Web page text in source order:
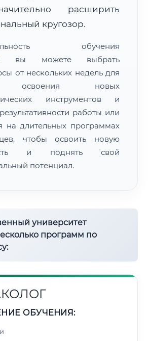
документ для увеличения и просмотра
расширить
кругозор.
обучения
вы можете выбрать
от нескольких недель для
освоения новых
инструментов и
работы или
на длительных программах
чтобы освоить новую
и поднять свой
потенциал.
университет
программ по
ОБУЧЕНИЯ: